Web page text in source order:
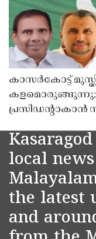
കാസർകോട്ട്
കളമൊരുങ്ങുന്നു;
പ്രസിഡൻ്റാകാൻ
local
the latest
and